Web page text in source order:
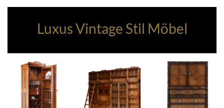
Luxus Vintage Stil Möbel